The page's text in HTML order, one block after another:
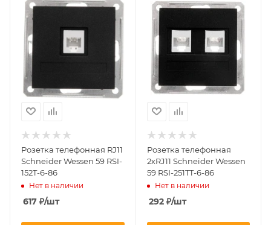
Розетка телефонная RJ11
Schneider Wessen 59 RSI-
152T-6-86
Нет в наличии
617 ₽/шт
Розетка телефонная
2хRJ11 Schneider Wessen
59 RSI-251TT-6-86
Нет в наличии
292₽/шт